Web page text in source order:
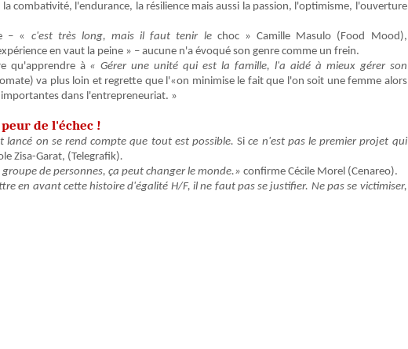
combativité, l'endurance, la résilience mais aussi la passion, l'optimisme, l'ouverture
– « c'est très long, mais il faut tenir lechoc » Camille Masulo (Food Mood),
en vaut la peine » – aucune n'a évoqué son genre comme un frein.
qu'apprendre à« Gérer une unité qui est la famille, l'a aidé à mieux gérer son
va plus loin et regrette que l'«on minimise le fait que l'on soit une femme alors
dans l'entrepreneuriat. »
de l'échec !
on se rend compte que tout est possible. Sice n'est pas le premier projet qui
Zisa-Garat, (Telegrafik).
de personnes, ça peut changer le monde.» confirme Cécile Morel (Cenareo).
en avant cette histoire d'égalité H/F, il ne faut pas se justifier. Ne pas se victimiser,